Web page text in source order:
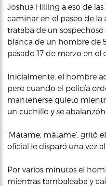
Joshua Hilling a eso de
caminar en el paseo de la
trataba de un
blanca de un hombre de
pasado 17 de marzo en
Inicialmente, el hombre
pero cuando el policía
mantenerse quieto
un cuchillo y se
‘Mátame, mátame’, gritó
oficial le disparó una vez
Por varios minutos el
mientras tambaleaba y